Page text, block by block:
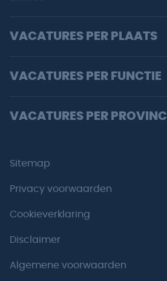
VACATURES PER PLAATS
VACATURES PER FUNCTIE
VACATURES PER
Sitemap
Privacy voorwaarden
Cookieverklaring
Disclaimer
Algemene voorwaarden